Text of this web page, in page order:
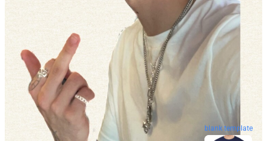
blank template